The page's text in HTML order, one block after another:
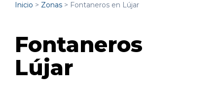
Inicio > Zonas > Fontaneros en Lújar
Fontaneros
Lújar